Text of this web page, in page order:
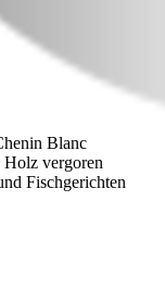
Blanc
vergoren
Fischgerichten